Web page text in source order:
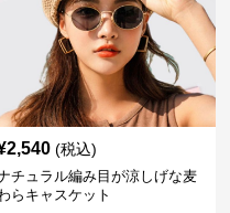
2,540 (税込)
チュラル編み目が涼しげな麦
らキャスケット